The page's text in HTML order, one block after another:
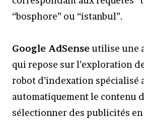
“bosphore” ou “istanbul”.
Google AdSenseutilise une
qui repose sur l’exploration
robot d’indexation spécialisé
automatiquement le contenu
sélectionner des publicités